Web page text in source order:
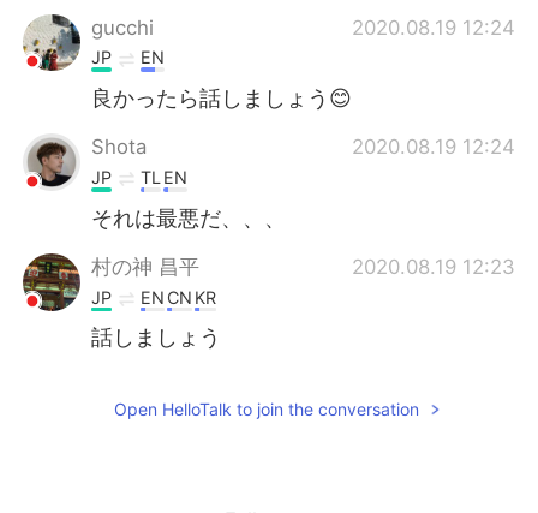
gucchi 2020.08.19 12:24
JP EN
良かったら話しましょう😊
Shota 2020.08.19 12:24
JP TL EN
それは最悪だ、、、
村の神 昌平 2020.08.19 12:23
JP EN CN KR
話しましょう
Open HelloTalk to join the conversation